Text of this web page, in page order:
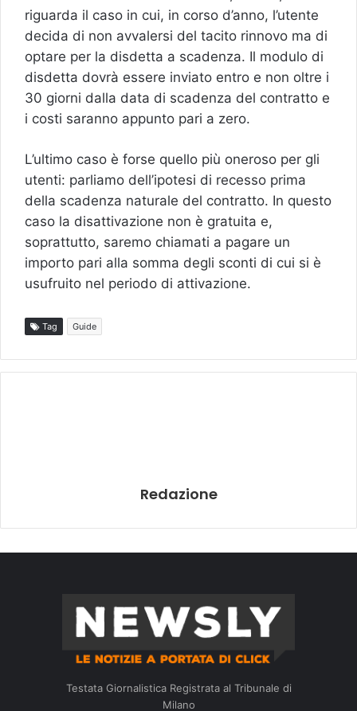
riguarda il caso in cui, in corso d’anno, l’utente
decida di non avvalersi del tacito rinnovo ma di
optare per la disdetta a scadenza. Il modulo di
disdetta dovrà essere inviato entro e non oltre i
30 giorni dalla data di scadenza del contratto e
i costi saranno appunto pari a zero.
L’ultimo caso è forse quello più oneroso per gli
utenti: parliamo dell’ipotesi di recesso prima
della scadenza naturale del contratto. In questo
caso la disattivazione non è gratuita e,
soprattutto, saremo chiamati a pagare un
importo pari alla somma degli sconti di cui si è
usufruito nel periodo di attivazione.
Tag Guide
Redazione
Testata Giornalistica Registrata al Tribunale di
Milano